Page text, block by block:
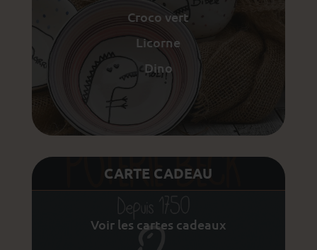
Croco vert
Licorne
Dino
CARTE CADEAU
Voir les cartes cadeaux